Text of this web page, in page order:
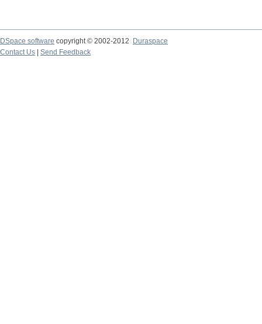
DSpace software copyright © 2002-2012
Duraspace
Contact Us
Send Feedback